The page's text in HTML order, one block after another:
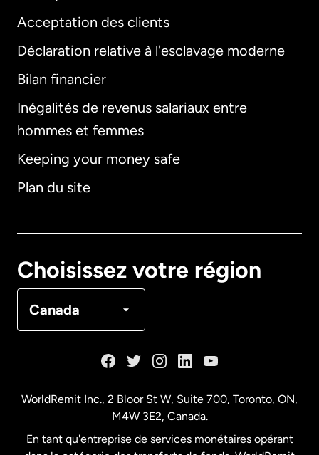
Acceptation des clients
Déclaration relative à l'esclavage moderne
Bilan financier
Inégalités de revenus salariaux entre
hommes et femmes
Keeping your money safe
Plan du site
Choisissez votre région
Canada
International
Allemagne
Français
WorldRemit Inc., 2 Bloor St W, Suite 700, Toronto, ON,
M4W 3E2, Canada.
En tant qu'entreprise de services monétaires opérant